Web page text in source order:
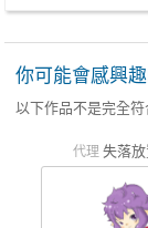
你可能會感興
以下作品不是完全
代理 失落